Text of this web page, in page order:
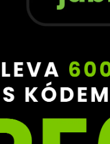
Přestože tyto
BoxRec, jeho